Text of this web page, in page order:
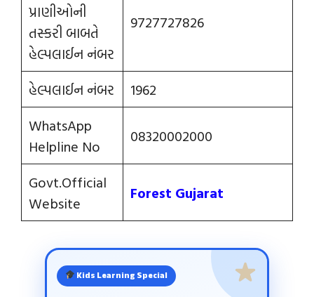
પ્રાણીઓની
તસ્કરી બાબતે
હેલ્પલાઈન નંબર
9727727826
હેલ્પલાઈન નંબર
1962
WhatsApp
Helpline No
08320002000
Govt.Official
Website
Forest Gujarat
Kids Learning Special